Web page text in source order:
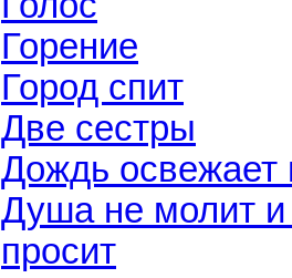
Горение
Город спит
Две сестры
Дождь освежает
Душа не молит и
просит